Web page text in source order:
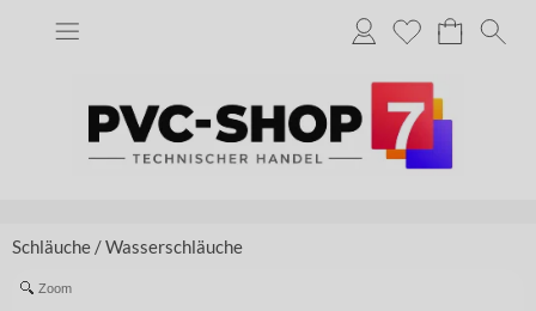
Schläuche /Wasserschläuche
Zoom